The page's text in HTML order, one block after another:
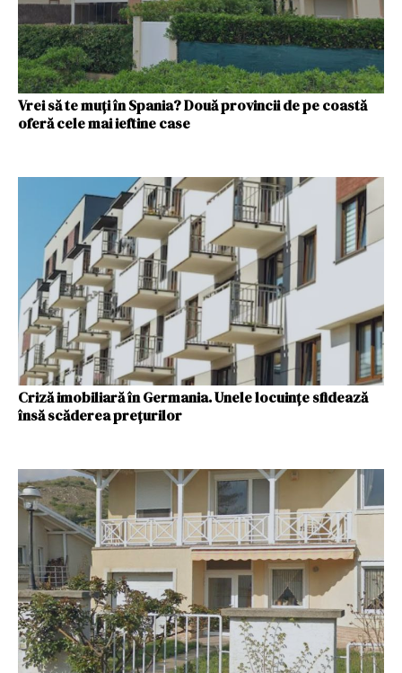
Vrei să te muți în Spania? Două provincii de pe coastă
oferă cele mai ieftine case
Criză imobiliară în Germania. Unele locuințe sfidează
însă scăderea prețurilor